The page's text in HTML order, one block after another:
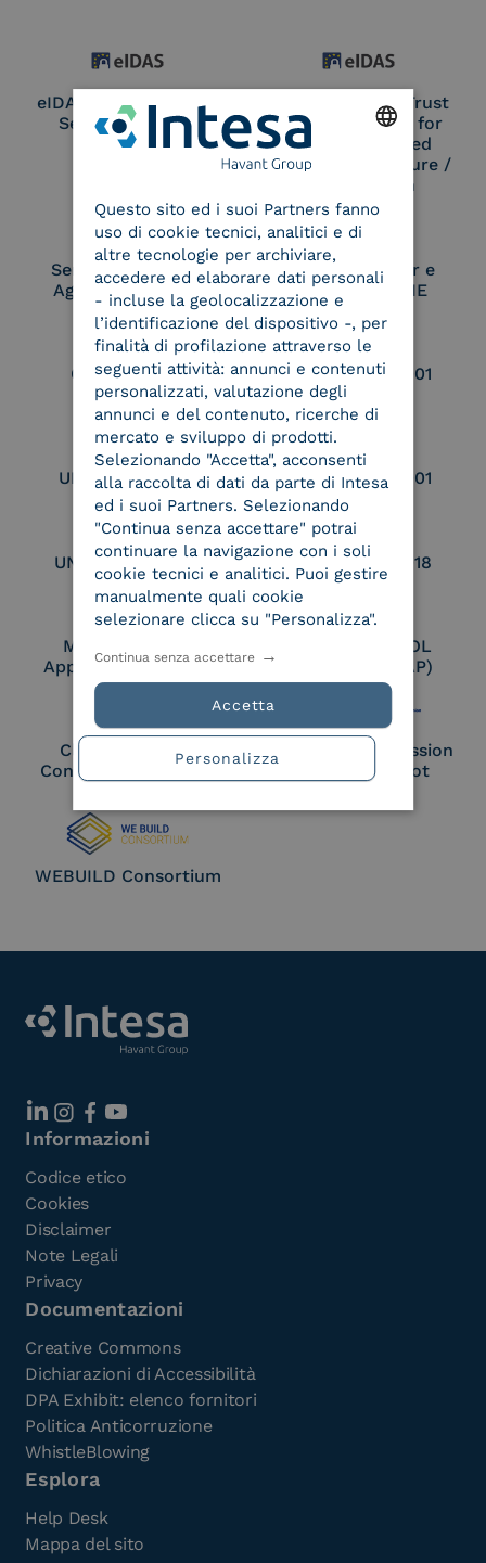
eIDAS Qualified Trust
Service Provider
eIDAS Qualified Trust
Service Provider for
Remote Qualified
Electronic Signature /
Seal Creation
Service Provider e
Aggregatore SPID
Service Provider e
Aggregatore CIE
Conservatore
qualificato
UNI EN ISO 37001
UNI EN ISO 9001 UNI EN ISO 27001
UNI EN ISO 27017 UNI EN ISO 27018
Membro Adobe
Approved Trust List
Certified PEPPOL
Access Point (AP)
Cloud Signature
Consortium Member
European Commission
Large Scale Pilot
WEBUILD Consortium
Informazioni
Codice etico
Cookies
Disclaimer
Note Legali
Privacy
Documentazioni
Creative Commons
Dichiarazioni di Accessibilità
DPA Exhibit: elenco fornitori
Politica Anticorruzione
WhistleBlowing
Esplora
Help Desk
Mappa del sito
ITALIAN
Questo sito ed i suoi Partners fanno
uso di cookie tecnici, analitici e di
altre tecnologie per archiviare,
accedere ed elaborare dati personali
- incluse la geolocalizzazione e
l’identificazione del dispositivo -, per
finalità di profilazione attraverso le
seguenti attività: annunci e contenuti
personalizzati, valutazione degli
annunci e del contenuto, ricerche di
mercato e sviluppo di prodotti.
Selezionando "Accetta", acconsenti
alla raccolta di dati da parte di Intesa
ed i suoi Partners. Selezionando
"Continua senza accettare" potrai
continuare la navigazione con i soli
cookie tecnici e analitici. Puoi gestire
manualmente quali cookie
selezionare clicca su "Personalizza".
Accetta
Continua senza accettare
Personalizza